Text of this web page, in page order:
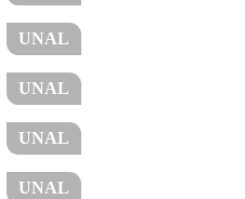
UNAL
UNAL
UNAL
UNAL